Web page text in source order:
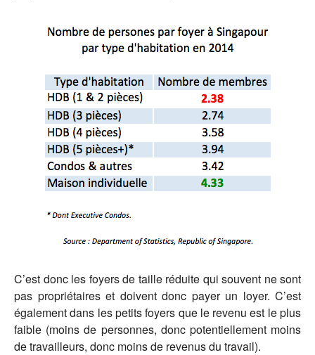
C’est donc les foyers de taille réduite qui souvent ne sont
pas propriétaires et doivent donc payer un loyer. C’est
également dans les petits foyers que le revenu est le plus
faible (moins de personnes, donc potentiellement moins
de travailleurs, donc moins de revenus du travail).